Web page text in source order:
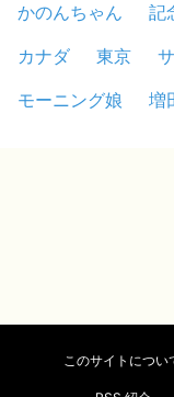
かのんちゃん
記
カナダ
東京
モーニング娘
増
このサイトについ